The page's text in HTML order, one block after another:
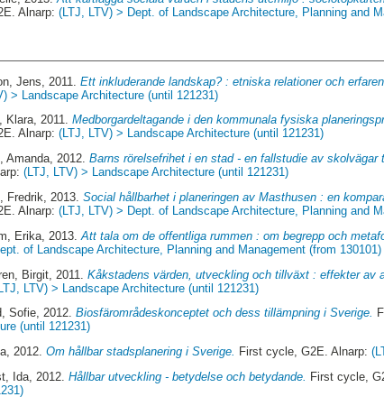
Alnarp:(LTJ, LTV) > Dept. of Landscape Architecture, Planning and
Jens , 2011.Ett inkluderande landskap? : etniska relationer och
> Landscape Architecture (until 121231)
Klara, 2011.Medborgardeltagande i den kommunala fysiska
Alnarp:(LTJ, LTV) > Landscape Architecture (until 121231)
Amanda, 2012.Barns rörelsefrihet i en stad - en fallstudie av skolvägar
(LTJ, LTV) > Landscape Architecture (until 121231)
Fredrik , 2013.Social hållbarhet i planeringen av Masthusen : en
Alnarp:(LTJ, LTV) > Dept. of Landscape Architecture, Planning and
Erika , 2013.Att tala om de offentliga rummen : om begrepp och
of Landscape Architecture, Planning and Management (from 130101)
Birgit , 2011.Kåkstadens värden, utveckling och tillväxt : effekter av
LTV) > Landscape Architecture (until 121231)
Sofie, 2012.Biosfärområdeskonceptet och dess tillämpning i Sverige.
(until 121231)
, 2012.Om hållbar stadsplanering i Sverige. First cycle, G2E. Alnarp:
Ida , 2012.Hållbar utveckling - betydelse och betydande. First cycle,